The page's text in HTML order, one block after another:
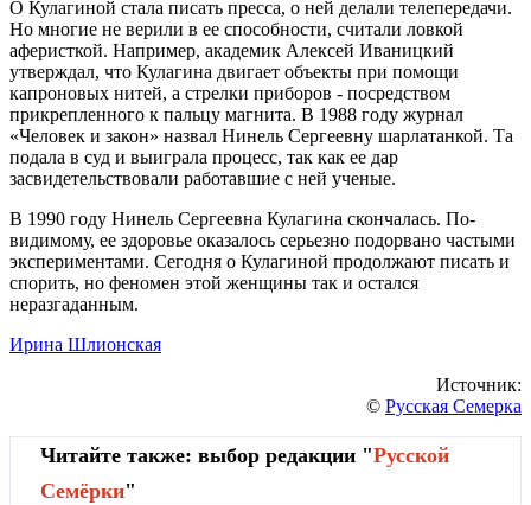
О Кулагиной стала писать пресса, о ней делали телепередачи.
Но многие не верили в ее способности, считали ловкой
аферисткой. Например, академик Алексей Иваницкий
утверждал, что Кулагина двигает объекты при помощи
капроновых нитей, а стрелки приборов - посредством
прикрепленного к пальцу магнита. В 1988 году журнал
«Человек и закон» назвал Нинель Сергеевну шарлатанкой. Та
подала в суд и выиграла процесс, так как ее дар
засвидетельствовали работавшие с ней ученые.
В 1990 году Нинель Сергеевна Кулагина скончалась. По-
видимому, ее здоровье оказалось серьезно подорвано частыми
экспериментами. Сегодня о Кулагиной продолжают писать и
спорить, но феномен этой женщины так и остался
неразгаданным.
Ирина Шлионская
Источник:
© Русская Семерка
Читайте также: выбор редакции "Русской
Cемёрки"